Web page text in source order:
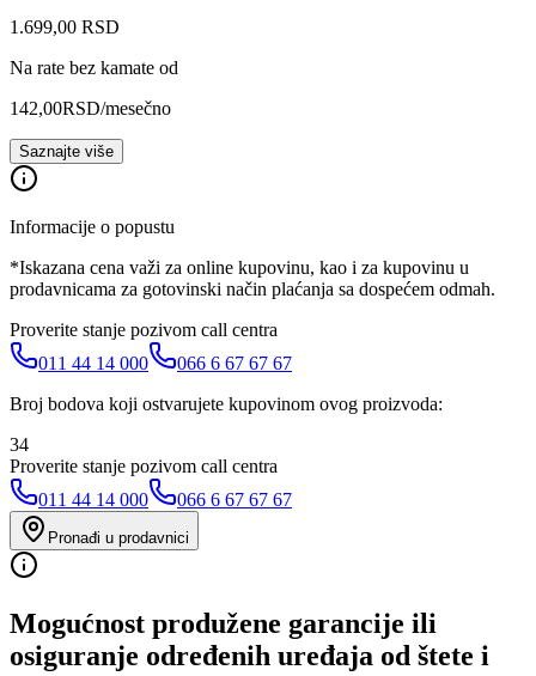
1.699,00 RSD
Na rate bez kamate od
142,00RSD/mesečno
Saznajte više
Informacije o popustu
*Iskazana cena važi za online kupovinu, kao i za kupovinu u
prodavnicama za gotovinski način plaćanja sa dospećem odmah.
Proverite stanje pozivom call centra
011 44 14 000
066 6 67 67 67
Broj bodova koji ostvarujete kupovinom ovog proizvoda:
34
Proverite stanje pozivom call centra
011 44 14 000
066 6 67 67 67
Pronađi u prodavnici
Mogućnost produžene garancije ili
osiguranje određenih uređaja od štete i